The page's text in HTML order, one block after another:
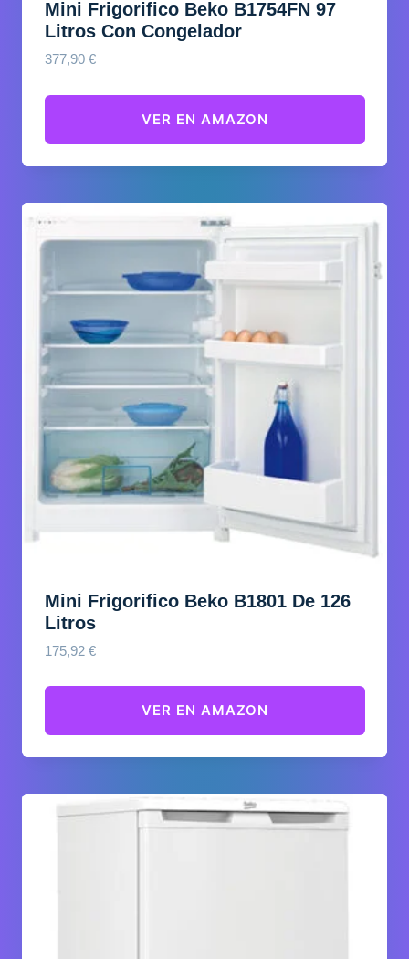
Mini Frigorifico Beko B1754FN 97
Litros Con Congelador
377,90 €
VER EN AMAZON
Mini Frigorifico Beko B1801 De 126
Litros
175,92 €
VER EN AMAZON